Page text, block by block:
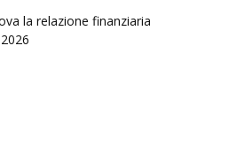
la relazione finanziaria